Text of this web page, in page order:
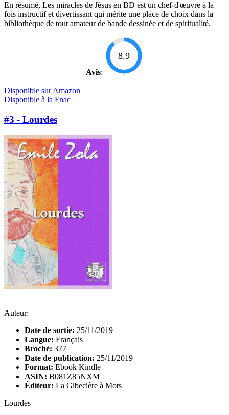
En résumé, Les miracles de Jésus en BD est un chef-d'œuvre à la
fois instructif et divertissant qui mérite une place de choix dans la
bibliothèque de tout amateur de bande dessinée et de spiritualité.
Avis:
8.9
Disponible sur Amazon |
Disponible à la Fnac
#3 - Lourdes
Auteur:
Date de sortie: 25/11/2019
Langue: Français
Broché: 377
Date de publication: 25/11/2019
Format: Ebook Kindle
ASIN: B081Z85NXM
Éditeur: La Gibecière à Mots
Lourdes